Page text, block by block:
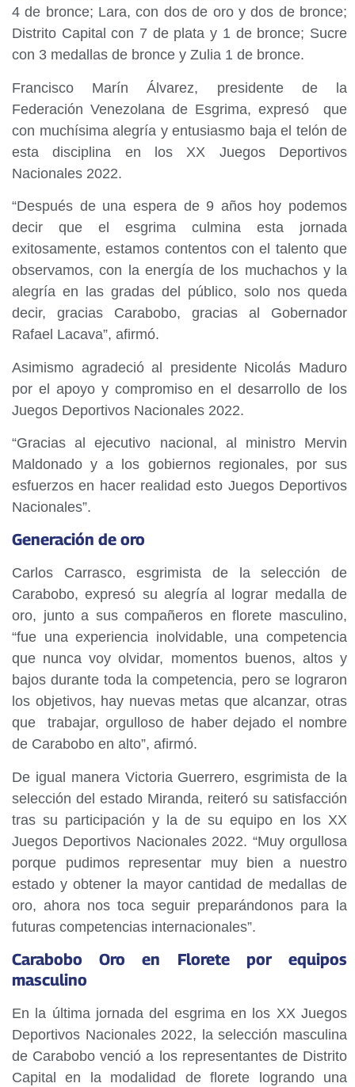
4 de bronce; Lara, con dos de oro y dos de bronce;
Distrito Capital con 7 de plata y 1 de bronce; Sucre
con 3 medallas de bronce y Zulia 1 de bronce.
Francisco Marín Álvarez, presidente de la
Federación Venezolana de Esgrima, expresó que
con muchísima alegría y entusiasmo baja el telón de
esta disciplina en los XX Juegos Deportivos
Nacionales 2022.
“Después de una espera de 9 años hoy podemos
decir que el esgrima culmina esta jornada
exitosamente, estamos contentos con el talento que
observamos, con la energía de los muchachos y la
alegría en las gradas del público, solo nos queda
decir, gracias Carabobo, gracias al Gobernador
Rafael Lacava”, afirmó.
Asimismo agradeció al presidente Nicolás Maduro
por el apoyo y compromiso en el desarrollo de los
Juegos Deportivos Nacionales 2022.
“Gracias al ejecutivo nacional, al ministro Mervin
Maldonado y a los gobiernos regionales, por sus
esfuerzos en hacer realidad esto Juegos Deportivos
Nacionales”.
Generación de oro
Carlos Carrasco, esgrimista de la selección de
Carabobo, expresó su alegría al lograr medalla de
oro, junto a sus compañeros en florete masculino,
“fue una experiencia inolvidable, una competencia
que nunca voy olvidar, momentos buenos, altos y
bajos durante toda la competencia, pero se lograron
los objetivos, hay nuevas metas que alcanzar, otras
que trabajar, orgulloso de haber dejado el nombre
de Carabobo en alto”, afirmó.
De igual manera Victoria Guerrero, esgrimista de la
selección del estado Miranda, reiteró su satisfacción
tras su participación y la de su equipo en los XX
Juegos Deportivos Nacionales 2022. “Muy orgullosa
porque pudimos representar muy bien a nuestro
estado y obtener la mayor cantidad de medallas de
oro, ahora nos toca seguir preparándonos para la
futuras competencias internacionales”.
Carabobo Oro en Florete por equipos
masculino
En la última jornada del esgrima en los XX Juegos
Deportivos Nacionales 2022, la selección masculina
de Carabobo venció a los representantes de Distrito
Capital en la modalidad de florete logrando una